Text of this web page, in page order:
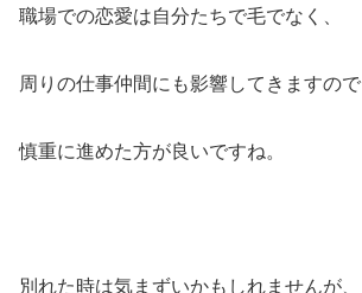
職場での恋愛は自分たちで毛でなく、
周りの仕事仲間にも影響してきますので
慎重に進めた方が良いですね。
別れた時は気まずいかもしれませんが、